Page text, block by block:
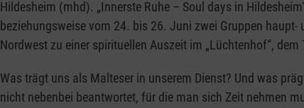
Hildesheim (mhd). „Innerste Ruhe – Soul days in
beziehungsweise vom 24. bis 26. Juni zwei Gruppen
Nordwest zu einer spirituellen Auszeit im „Lüchtenhof“,
Was trägt uns als Malteser in unserem Dienst? Und was
nicht nebenbei beantwortet, für die man sich Zeit nehmen